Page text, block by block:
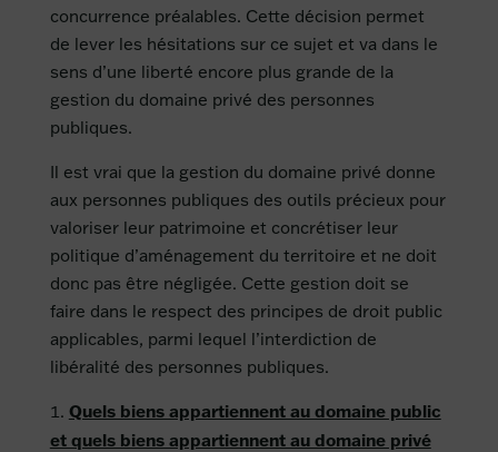
concurrence préalables. Cette décision permet
de lever les hésitations sur ce sujet et va dans le
sens d’une liberté encore plus grande de la
gestion du domaine privé des personnes
publiques.
Il est vrai que la gestion du domaine privé donne
aux personnes publiques des outils précieux pour
valoriser leur patrimoine et concrétiser leur
politique d’aménagement du territoire et ne doit
donc pas être négligée. Cette gestion doit se
faire dans le respect des principes de droit public
applicables, parmi lequel l’interdiction de
libéralité des personnes publiques.
Quels biens appartiennent au domaine public
et quels biens appartiennent au domaine privé